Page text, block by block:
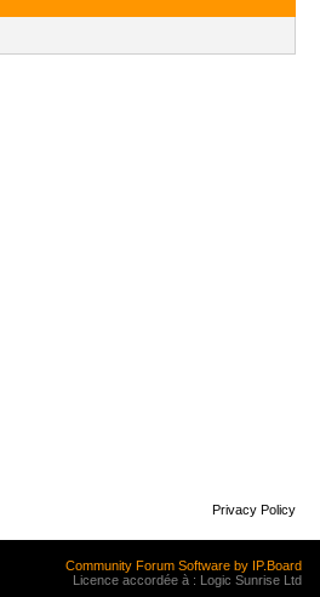
Privacy Policy
Community Forum Software by IP.Board
Licence accordée à : Logic Sunrise Ltd